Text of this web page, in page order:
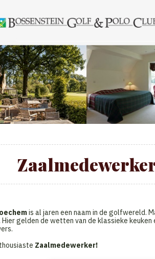
is al jaren een naam in de golfwereld.
gelden de wetten van de klassieke
Zaalmedewerker!